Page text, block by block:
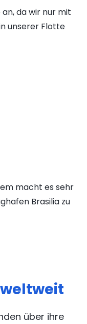
da wir nur mit
unserer Flotte
macht es sehr
Brasilia zu
über ihre